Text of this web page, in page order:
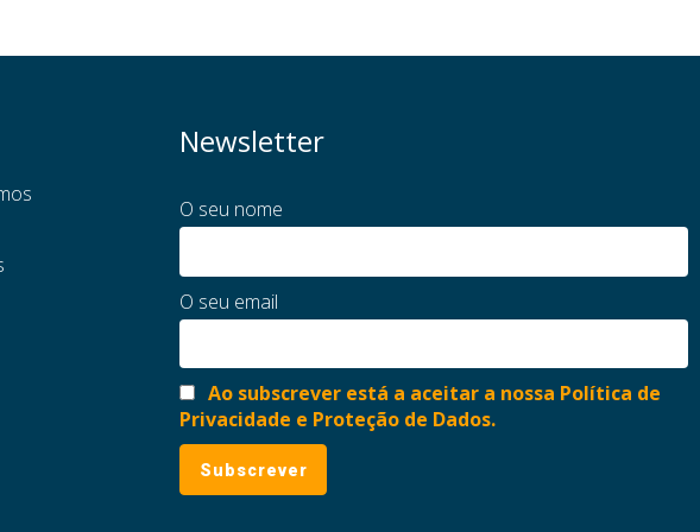
Newsletter
O seu nome
O seu email
Ao subscrever está a aceitar a nossa Política de
Privacidade e Proteção de Dados.